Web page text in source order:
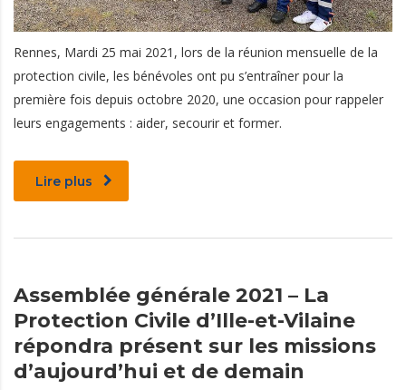
Rennes, Mardi 25 mai 2021, lors de la réunion mensuelle de la
protection civile, les bénévoles ont pu s’entraîner pour la
première fois depuis octobre 2020, une occasion pour rappeler
leurs engagements : aider, secourir et former.
Lire plus
Assemblée générale 2021 – La
Protection Civile d’Ille-et-Vilaine
répondra présent sur les missions
d’aujourd’hui et de demain